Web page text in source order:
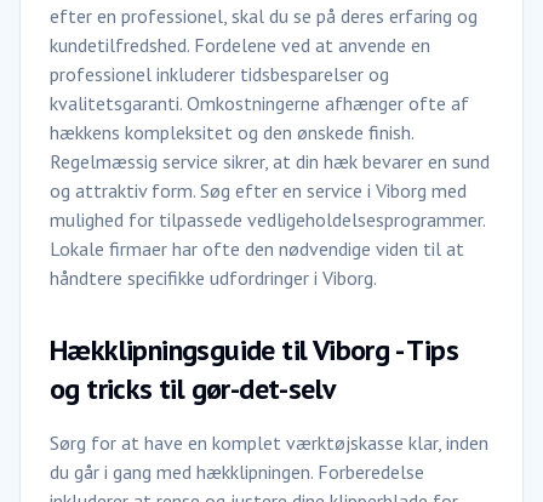
efter en professionel, skal du se på deres erfaring og
kundetilfredshed. Fordelene ved at anvende en
professionel inkluderer tidsbesparelser og
kvalitetsgaranti. Omkostningerne afhænger ofte af
hækkens kompleksitet og den ønskede finish.
Regelmæssig service sikrer, at din hæk bevarer en sund
og attraktiv form. Søg efter en service i Viborg med
mulighed for tilpassede vedligeholdelsesprogrammer.
Lokale firmaer har ofte den nødvendige viden til at
håndtere specifikke udfordringer i Viborg.
Hækklipningsguide til Viborg - Tips
og tricks til gør-det-selv
Sørg for at have en komplet værktøjskasse klar, inden
du går i gang med hækklipningen. Forberedelse